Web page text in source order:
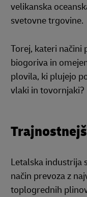
velikanska
svetovne trgovine.
Torej, kateri načini
biogoriva in
plovila, ki plujejo
vlaki in tovornjaki?
Letalska industrija
način prevoza z
toplogrednih